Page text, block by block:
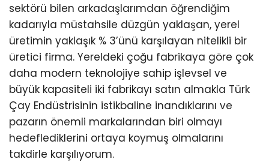
sektörü bilen arkadaşlarımdan öğrendiğim
kadarıyla müstahsile düzgün yaklaşan, yerel
üretimin yaklaşık % 3’ünü karşılayan nitelikli bir
üretici firma. Yereldeki çoğu fabrikaya göre çok
daha modern teknolojiye sahip işlevsel ve
büyük kapasiteli iki fabrikayı satın almakla Türk
Çay Endüstrisinin istikbaline inandıklarını ve
pazarın önemli markalarından biri olmayı
hedeflediklerini ortaya koymuş olmalarını
takdirle karşılıyorum.